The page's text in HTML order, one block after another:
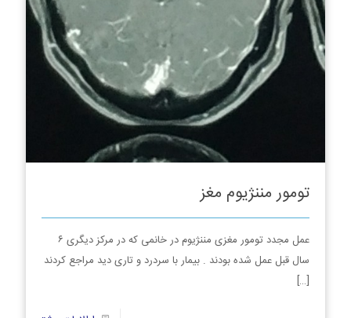
تومور مننژیوم مغز
عمل مجدد تومور مغزی مننژیوم در خانمی که در مرکز دیگری ۶
سال قبل عمل شده بودند . بیمار با سردرد و تاری دید مراجع کردند
[…]